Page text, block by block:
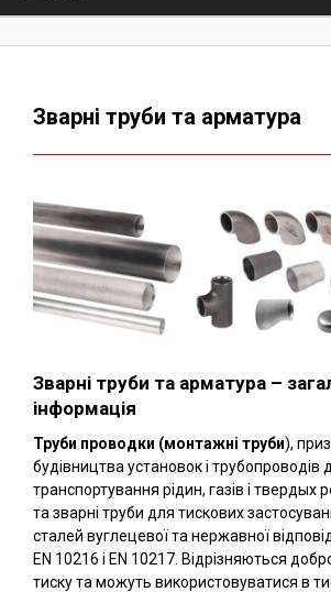
Зварні труби та арматура
Зварні труби та арматура –
інформація
Труби проводки (монтажні труби),
будівництва установок і трубопроводів
транспортування рідин, газів і твердых
та зварні труби для тискових
сталей вуглецевої та нержавної
EN 10216 і EN 10217. Відрізняються
тиску та можуть використовуватися в